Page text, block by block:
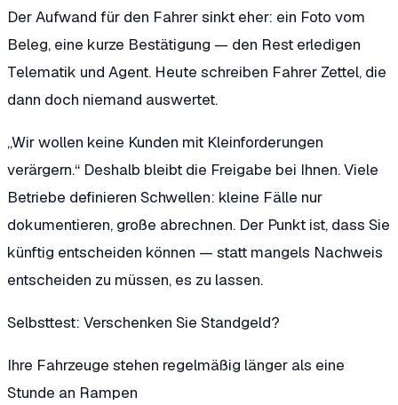
Der Aufwand für den Fahrer sinkt eher: ein Foto vom
Beleg, eine kurze Bestätigung — den Rest erledigen
Telematik und Agent. Heute schreiben Fahrer Zettel, die
dann doch niemand auswertet.
„Wir wollen keine Kunden mit Kleinforderungen
verärgern.“ Deshalb bleibt die Freigabe bei Ihnen. Viele
Betriebe definieren Schwellen: kleine Fälle nur
dokumentieren, große abrechnen. Der Punkt ist, dass Sie
künftig entscheiden können — statt mangels Nachweis
entscheiden zu müssen, es zu lassen.
Selbsttest: Verschenken Sie Standgeld?
Ihre Fahrzeuge stehen regelmäßig länger als eine
Stunde an Rampen